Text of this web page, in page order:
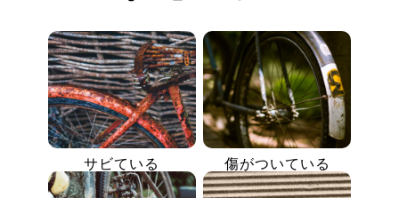
サビている 傷がついている